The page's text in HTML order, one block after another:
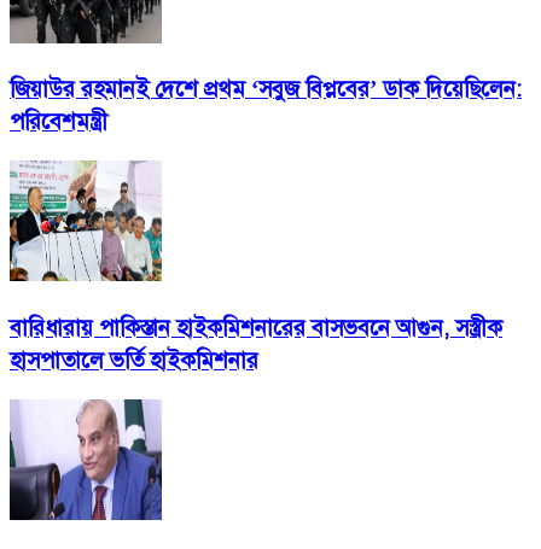
জিয়াউর রহমানই দেশে প্রথম ‘সবুজ বিপ্লবের’ ডাক দিয়েছিলেন:
পরিবেশমন্ত্রী
বারিধারায় পাকিস্তান হাইকমিশনারের বাসভবনে আগুন, সস্ত্রীক
হাসপাতালে ভর্তি হাইকমিশনার